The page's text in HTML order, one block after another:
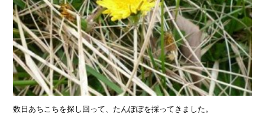
数日あちこちを探し回って、たんぽぽを採ってきました。